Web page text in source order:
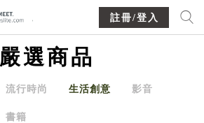
註冊/登入
嚴選商品
流行時尚 生活創意 影音
書籍